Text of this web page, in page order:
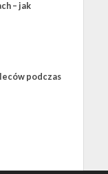
– jak
podczas